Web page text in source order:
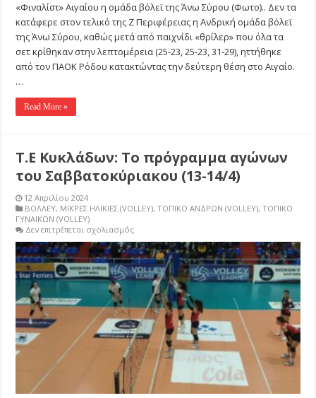
«Φιναλίστ» Αιγαίου η ομάδα βόλεϊ της Άνω Σύρου (Φωτο).. Δεν τα
κατάφερε στον τελικό της Ζ Περιφέρειας η Ανδρική ομάδα βόλεϊ
της Άνω Σύρου, καθώς μετά από παιχνίδι «θρίλερ» που όλα τα
σετ κρίθηκαν στην λεπτομέρεια (25-23, 25-23, 31-29), ηττήθηκε
από τον ΠΑΟΚ Ρόδου κατακτώντας την δεύτερη θέση στο Αιγαίο.
…
Read More »
Τ.Ε Κυκλάδων: Το πρόγραμμα αγώνων
του Σαββατοκύριακου (13-14/4)
12 Απριλίου 2024
ΒΟΛΛΕΥ, ΜΙΚΡΕΣ ΗΛΙΚΙΕΣ (VOLLEY),ΤΟΠΙΚΟ ΑΝΔΡΩΝ (VOLLEY),ΤΟΠΙΚΟ
ΓΥΝΑΙΚΩΝ (VOLLEY)
Δεν επιτρέπεται σχολιασμόςστο
Τ.Ε
Κυκλάδων:
Το
πρόγραμμα
αγώνων
Σαββατοκύριακου
(13-
14/4)